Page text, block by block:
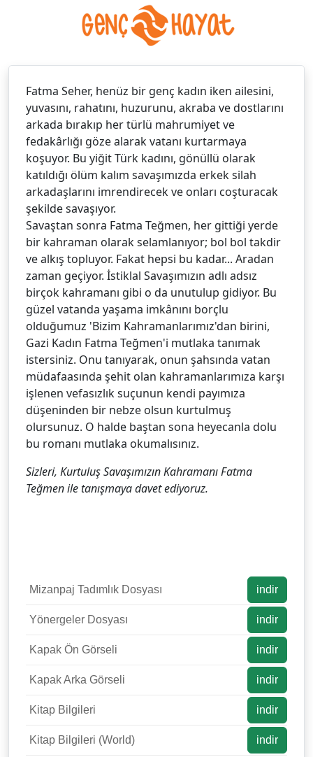
Fatma Seher, henüz bir genç kadın iken ailesini,
yuvasını, rahatını, huzurunu, akraba ve dostlarını
arkada bırakıp her türlü mahrumiyet ve
fedakârlığı göze alarak vatanı kurtarmaya
koşuyor. Bu yiğit Türk kadını, gönüllü olarak
katıldığı ölüm kalım savaşımızda erkek silah
arkadaşlarını imrendirecek ve onları coşturacak
şekilde savaşıyor.
Savaştan sonra Fatma Teğmen, her gittiği yerde
bir kahraman olarak selamlanıyor; bol bol takdir
ve alkış topluyor. Fakat hepsi bu kadar... Aradan
zaman geçiyor. İstiklal Savaşımızın adlı adsız
birçok kahramanı gibi o da unutulup gidiyor. Bu
güzel vatanda yaşama imkânını borçlu
olduğumuz 'Bizim Kahramanlarımız'dan birini,
Gazi Kadın Fatma Teğmen'i mutlaka tanımak
istersiniz. Onu tanıyarak, onun şahsında vatan
müdafaasında şehit olan kahramanlarımıza karşı
işlenen vefasızlık suçunun kendi payımıza
düşeninden bir nebze olsun kurtulmuş
olursunuz. O halde baştan sona heyecanla dolu
bu romanı mutlaka okumalısınız.
Sizleri, Kurtuluş Savaşımızın Kahramanı Fatma
Teğmen ile tanışmaya davet ediyoruz.
Mizanpaj Tadımlık Dosyası indir
Yönergeler Dosyası indir
Kapak Ön Görseli indir
Kapak Arka Görseli indir
Kitap Bilgileri indir
Kitap Bilgileri (World) indir